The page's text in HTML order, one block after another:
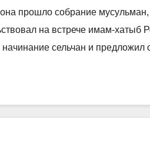
прошло собрание
на встрече имам-хатыб
сельчан и